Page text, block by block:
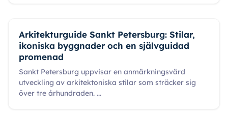
Arkitekturguide Sankt Petersburg: Stilar,
ikoniska byggnader och en självguidad
promenad
Sankt Petersburg uppvisar en anmärkningsvärd
utveckling av arkitektoniska stilar som sträcker sig
över tre århundraden. ...